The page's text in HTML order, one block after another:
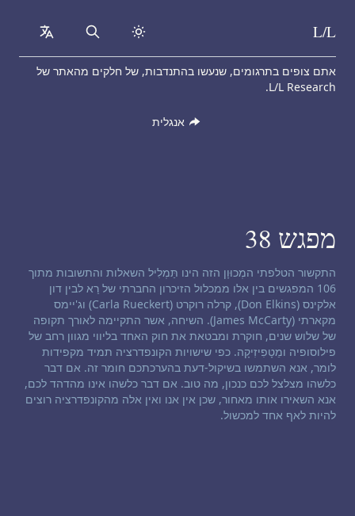
Skip to content
L/L
Search
אתם צופים בתרגומים, שנעשו בהתנדבות, של חלקים מהאתר של
L/L Research.
אנגלית
מפגש 38
כתב ויתור תקשור:
התקשור הטלפתי המְכוּוָן הזה הינו תַּמְלִיל השאלות והתשובות מתוך
106 המפגשים בין אלו ממכלול הזיכרון החברתי של רַא לבין דון
אלקינס (Don Elkins), קרלה רוקרט (Carla Rueckert) וג'יימס
מקארתי (James McCarty). השיחה, אשר התקיימה לאורך תקופה
של שלוש שנים, חוקרת ומבטאת את חוק האחד בליווי מגוון רחב של
פילוסופיה ומֵטָפִיזִיקָה. כפי שישויות הקונפדרציה תמיד מקפידות
לומר, אנא השתמשו בשיקול-דעת בהערכתכם חומר זה. אם דבר
כלשהו מצלצל לכם כנכון, מה טוב. אם דבר כלשהו אינו מהדהד לכם,
אנא השאירו אותו מאחור, שכן אין אנו ואין אלה מהקונפדרציה רוצים
להיות לאף אחד למכשול.